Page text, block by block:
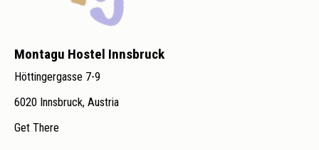
Montagu Hostel Innsbruck
Höttingergasse 7-9
6020 Innsbruck, Austria
Get There